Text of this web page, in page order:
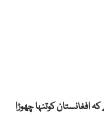
افغانستان کوتنہا چھوڑا